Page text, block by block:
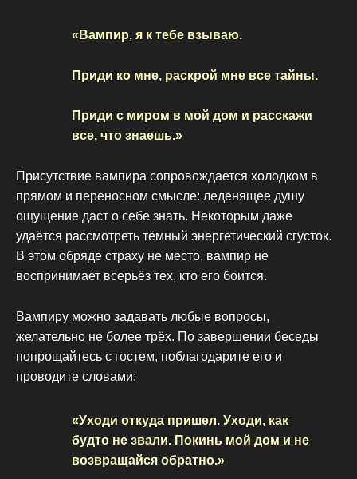
«Вампир, я к тебе взываю.
Приди ко мне, раскрой мне все тайны.
Приди с миром в мой дом и расскажи
все, что знаешь.»
Присутствие вампира сопровождается холодком в
прямом и переносном смысле: леденящее душу
ощущение даст о себе знать. Некоторым даже
удаётся рассмотреть тёмный энергетический сгусток.
В этом обряде страху не место, вампир не
воспринимает всерьёз тех, кто его боится.
Вампиру можно задавать любые вопросы,
желательно не более трёх. По завершении беседы
попрощайтесь с гостем, поблагодарите его и
проводите словами:
«Уходи откуда пришел. Уходи, как
будто не звали. Покинь мой дом и не
возвращайся обратно.»